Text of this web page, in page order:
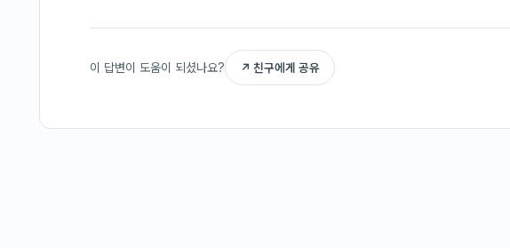
이 답변이 도움이 되셨나요? ↗ 친구에게 공유